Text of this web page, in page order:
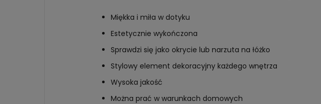
Miękka i miła w dotyku
Estetycznie wykończona
Sprawdzi się jako okrycie lub narzuta na łóżko
Stylowy element dekoracyjny każdego wnętrza
Wysoka jakość
Można prać w warunkach domowych